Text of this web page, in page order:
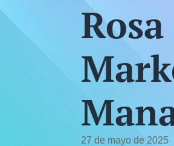
27 de mayo de 2025